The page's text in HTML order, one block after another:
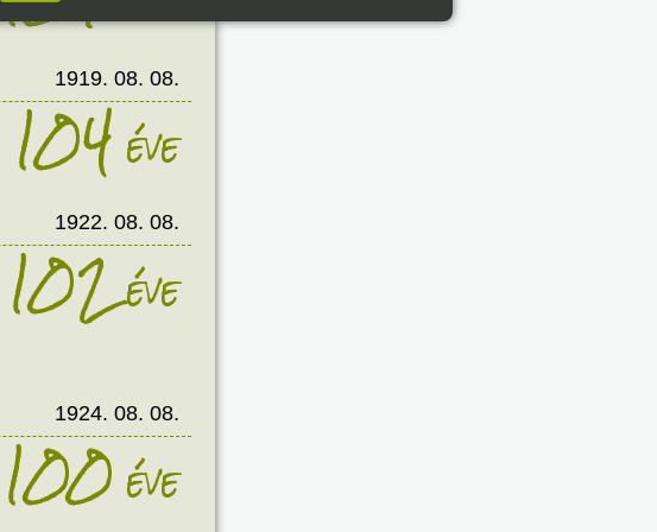
1919. 08. 08.
104éve
1922. 08. 08.
102éve
1924. 08. 08.
100éve